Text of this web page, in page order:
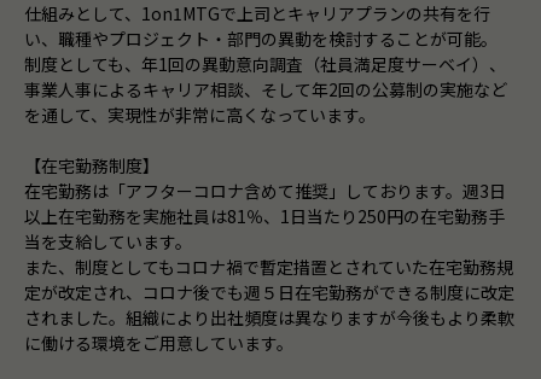
仕組みとして、1on1MTGで上司とキャリアプランの共有を行
い、職種やプロジェクト・部門の異動を検討することが可能。
制度としても、年1回の異動意向調査（社員満足度サーベイ）、
事業人事によるキャリア相談、そして年2回の公募制の実施など
を通して、実現性が非常に高くなっています。
【在宅勤務制度】
在宅勤務は「アフターコロナ含めて推奨」しております。週3日
以上在宅勤務を実施社員は81％、1日当たり250円の在宅勤務手
当を支給しています。
また、制度としてもコロナ禍で暫定措置とされていた在宅勤務規
定が改定され、コロナ後でも週５日在宅勤務ができる制度に改定
されました。組織により出社頻度は異なりますが今後もより柔軟
に働ける環境をご用意しています。